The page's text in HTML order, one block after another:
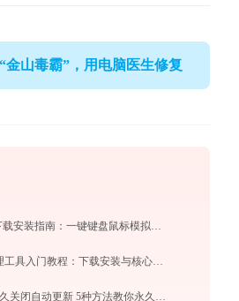
金山毒霸”，用电脑医生修复
Eagle设计素材管理工具入门教程：下载安装与核心功能详解